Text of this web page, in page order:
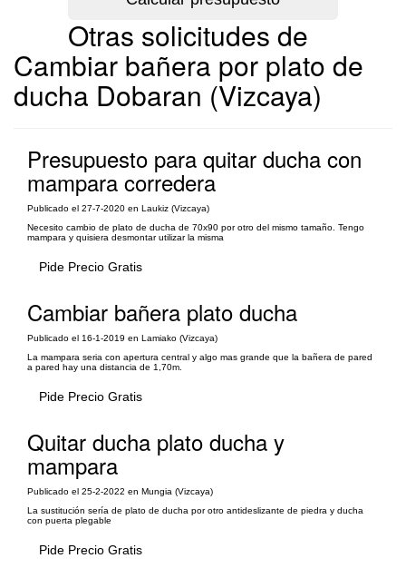
Otras solicitudes de
Cambiar bañera por plato de
ducha Dobaran (Vizcaya)
Presupuesto para quitar ducha con
mampara corredera
Publicado el 27-7-2020 en Laukiz (Vizcaya)
Necesito cambio de plato de ducha de 70x90 por otro del mismo tamaño. Tengo
mampara y quisiera desmontar utilizar la misma
Pide Precio Gratis
Cambiar bañera plato ducha
Publicado el 16-1-2019 en Lamiako (Vizcaya)
La mampara seria con apertura central y algo mas grande que la bañera de pared
a pared hay una distancia de 1,70m.
Pide Precio Gratis
Quitar ducha plato ducha y
mampara
Publicado el 25-2-2022 en Mungia (Vizcaya)
La sustitución sería de plato de ducha por otro antideslizante de piedra y ducha
con puerta plegable
Pide Precio Gratis